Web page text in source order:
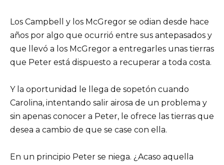
Los Campbell y los McGregor se odian desde hace
años por algo que ocurrió entre sus antepasados y
que llevó a los McGregor a entregarles unas tierras
que Peter está dispuesto a recuperar a toda costa.
Y la oportunidad le llega de sopetón cuando
Carolina, intentando salir airosa de un problema y
sin apenas conocer a Peter, le ofrece las tierras que
desea a cambio de que se case con ella.
En un principio Peter se niega. ¿Acaso aquella